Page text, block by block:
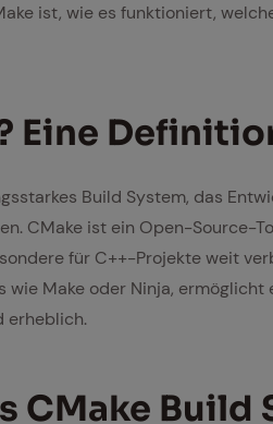
ist, wie es funktioniert,
Eine
Build System, das
CMake ist ein Open-Source-
für C++-Projekte weit
wie Make oder Ninja,
erheblich.
CMake Build